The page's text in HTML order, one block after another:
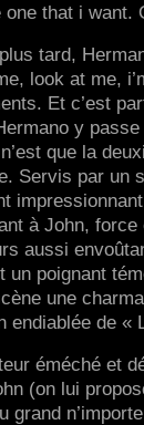
one that i want.
tard,
look at me,
Et c’est
y
que la
Servis par un
à John,
aussi
poignant
une
endiablée de «
éméché et
(on lui